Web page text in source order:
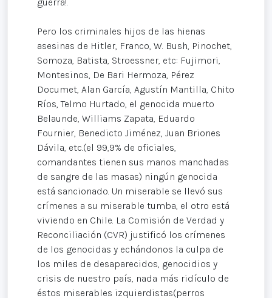
guerra!.
Pero los criminales hijos de las hienas
asesinas de Hitler, Franco, W. Bush, Pinochet,
Somoza, Batista, Stroessner, etc: Fujimori,
Montesinos, De Bari Hermoza, Pérez
Documet, Alan García, Agustín Mantilla, Chito
Ríos, Telmo Hurtado, el genocida muerto
Belaunde, Williams Zapata, Eduardo
Fournier, Benedicto Jiménez, Juan Briones
Dávila, etc.(el 99,9% de oficiales,
comandantes tienen sus manos manchadas
de sangre de las masas) ningún genocida
está sancionado. Un miserable se llevó sus
crímenes a su miserable tumba, el otro está
viviendo en Chile. La Comisión de Verdad y
Reconciliación (CVR) justificó los crímenes
de los genocidas y echándonos la culpa de
los miles de desaparecidos, genocidios y
crisis de nuestro país, nada más ridículo de
éstos miserables izquierdistas(perros